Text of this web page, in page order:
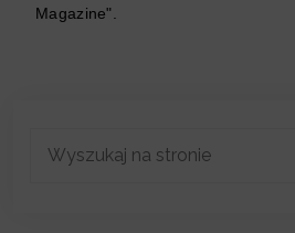
Magazine".